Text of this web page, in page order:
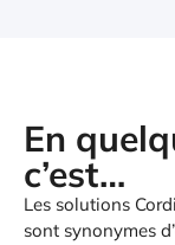
En
c’est…
Les solutions
sont synonymes